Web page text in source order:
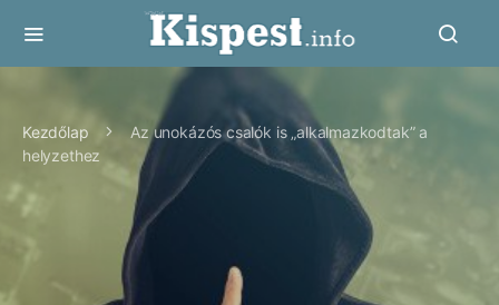
Kezdőlap
Az unokázós csalók is „alkalmazkodtak” a
helyzethez